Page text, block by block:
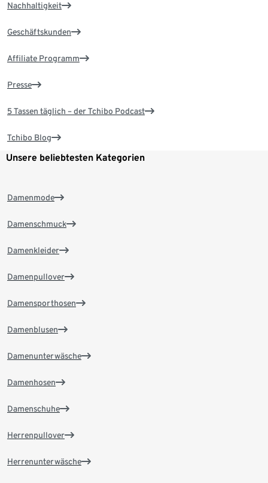
Nachhaltigkeit
Geschäftskunden
Affiliate Programm
Presse
5 Tassen täglich – der Tchibo Podcast
Tchibo Blog
Unsere beliebtesten Kategorien
Damenmode
Damenschmuck
Damenkleider
Damenpullover
Damensporthosen
Damenblusen
Damenunterwäsche
Damenhosen
Damenschuhe
Herrenpullover
Herrenunterwäsche